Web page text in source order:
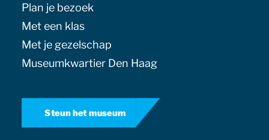
Plan je bezoek
Met een klas
Met je gezelschap
Museumkwartier Den Haag
Steun het museum